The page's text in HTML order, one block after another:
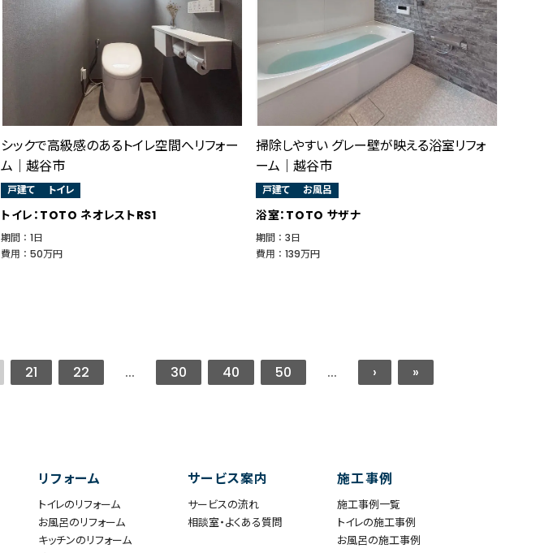
シックで高級感のあるトイレ空間へリフォー
ム｜越谷市
戸建て トイレ
トイレ：TOTO ネオレストRS1
期間 ： 1日
費用 ： 50万円
掃除しやすい グレー壁が映える浴室リフォ
ーム｜越谷市
戸建て お風呂
浴室：TOTO サザナ
期間 ： 3日
費用 ： 139万円
21 22 ... 30 40 50 ... › »
リフォーム
トイレのリフォーム
お風呂のリフォーム
キッチンのリフォーム
サービス案内
サービスの流れ
相談室・よくある質問
施工事例
施工事例一覧
トイレの施工事例
お風呂の施工事例